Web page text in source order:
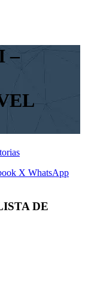
–
X WhatsApp
DE